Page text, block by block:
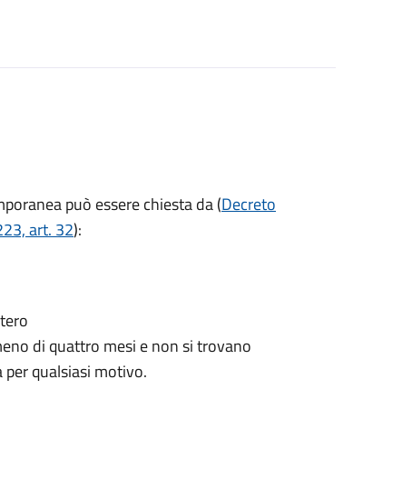
può essere chiesta da (Decreto
art. 32):
di quattro mesi e non si trovano
qualsiasi motivo.